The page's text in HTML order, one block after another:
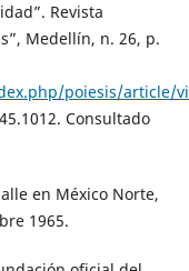
Revista
Medellín, n. 26, p.
poiesis/article/
Consultado
en México Norte,
1965.